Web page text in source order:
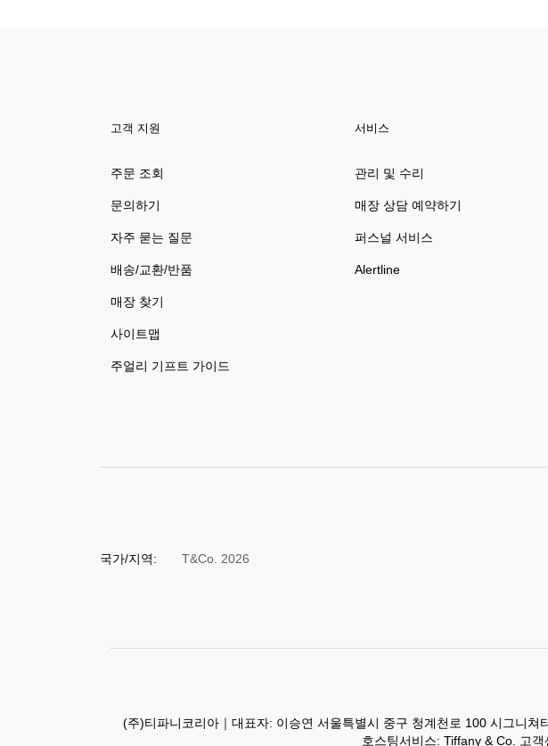
고객 지원
주문 조회
문의하기
자주 묻는 질문
배송/교환/반품
매장 찾기
사이트맵
주얼리 기프트 가이드
서비스
관리 및 수리
매장 상담 예약하기
퍼스널 서비스
Alertline
T&Co. 2026
국가/지역:
(주)티파니코리아｜대표자: 이승연 서울특별시 중구 청계천로 100 시그니쳐
호스팅서비스: Tiffany & Co. 고